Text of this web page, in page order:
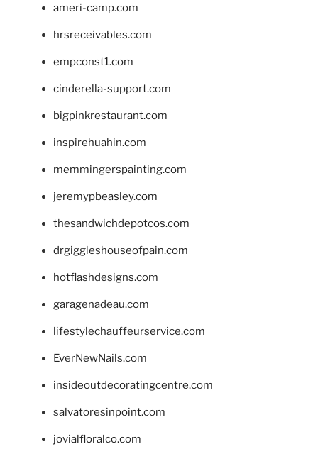
ameri-camp.com
hrsreceivables.com
empconst1.com
cinderella-support.com
bigpinkrestaurant.com
inspirehuahin.com
memmingerspainting.com
jeremypbeasley.com
thesandwichdepotcos.com
drgiggleshouseofpain.com
hotflashdesigns.com
garagenadeau.com
lifestylechauffeurservice.com
EverNewNails.com
insideoutdecoratingcentre.com
salvatoresinpoint.com
jovialfloralco.com